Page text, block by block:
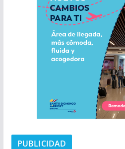
PUBLICIDAD